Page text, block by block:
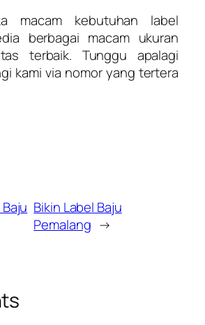
macam kebutuhan label
berbagai macam ukuran
terbaik. Tunggu apalagi
kami via nomor yang tertera
Bikin Label Baju
Pemalang →